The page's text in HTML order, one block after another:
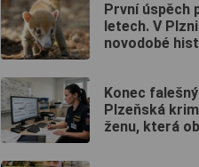
První úspěch
letech. V
novodobé
Konec
Plzeňská
ženu, která